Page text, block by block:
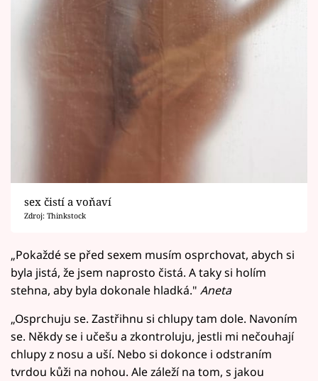
sex čistí a voňaví
Zdroj: Thinkstock
„Pokaždé se před sexem musím osprchovat, abych si
byla jistá, že jsem naprosto čistá. A taky si holím
stehna, aby byla dokonale hladká." Aneta
„Osprchuju se. Zastřihnu si chlupy tam dole. Navoním
se. Někdy se i učešu a zkontroluju, jestli mi nečouhají
chlupy z nosu a uší. Nebo si dokonce i odstraním
tvrdou kůži na nohou. Ale záleží na tom, s jakou